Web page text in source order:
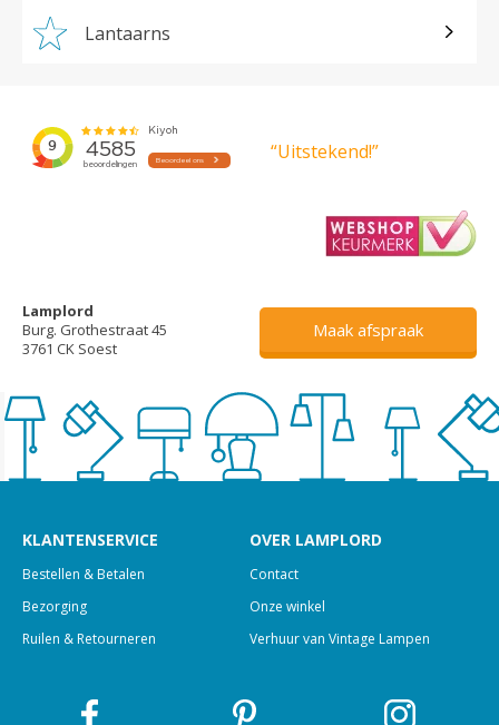
Lantaarns
“Uitstekend!”
Lamplord
Burg. Grothestraat 45
3761 CK Soest
Maak afspraak
KLANTENSERVICE
Bestellen & Betalen
Bezorging
Ruilen & Retourneren
OVER LAMPLORD
Contact
Onze winkel
Verhuur van Vintage Lampen